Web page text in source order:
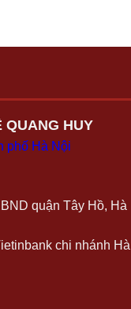
QUANG HUY
phố Hà Nội
quận Tây Hồ, Hà
chi nhánh Hà